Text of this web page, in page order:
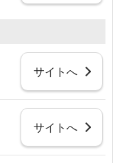
サイトへ
サイトへ